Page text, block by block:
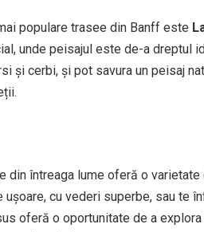
populare trasee din Banff este
unde peisajul este de-a dreptul
și cerbi, și pot savura un peisaj
din întreaga lume oferă o
cu vederi superbe, sau te
oferă o oportunitate de a